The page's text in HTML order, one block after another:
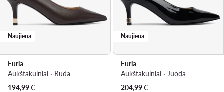
Naujiena
Furla
Aukštakulniai · Ruda
194,99€
Naujiena
Furla
Aukštakulniai · Juoda
204,99€